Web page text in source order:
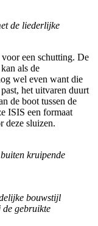
de liederlijke
een schutting. De
als de
wel even want die
het uitvaren duurt
de boot tussen de
ISIS een formaat
deze sluizen.
kruipende
bouwstijl
gebruikte